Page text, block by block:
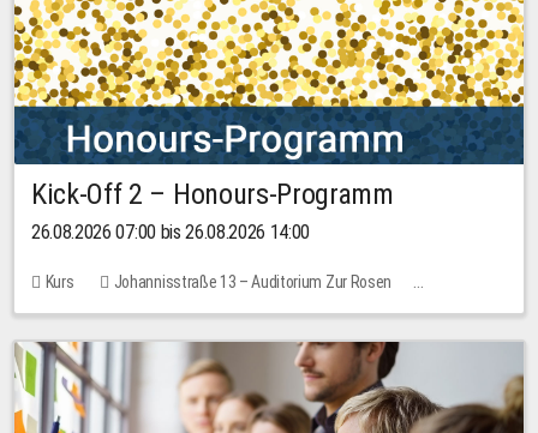
Kick-Off 2 – Honours-Programm
26.08.2026 07:00 bis 26.08.2026 14:00
Kurs
Johannisstraße 13 – Auditorium Zur Rosen
Keine freien Plätze